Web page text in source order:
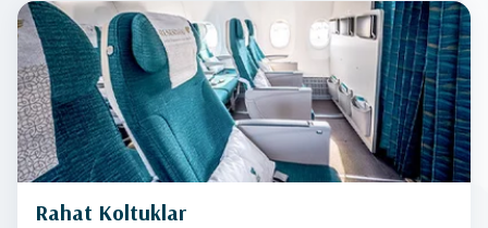
Rahat Koltuklar